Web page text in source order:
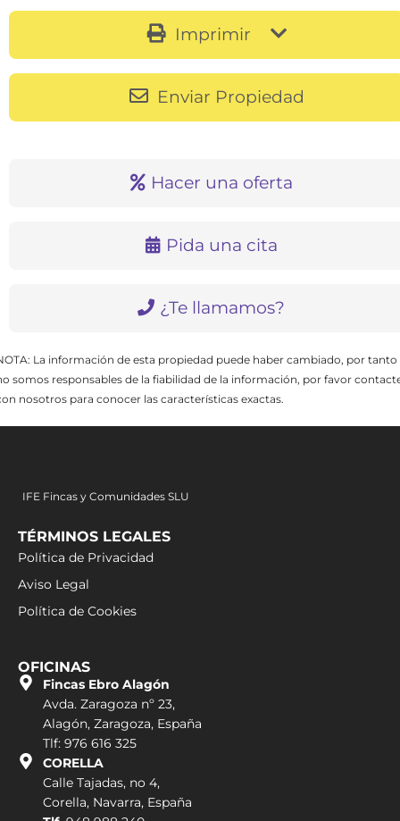
Imprimir
Enviar Propiedad
Hacer una oferta
Pida una cita
¿Te llamamos?
La información de esta propiedad puede haber cambiado, por tanto
somos responsables de la fiabilidad de la información, por favor
nosotros para conocer las características exactas.
IFE Fincas y Comunidades SLU
TÉRMINOS LEGALES
Política de Privacidad
Aviso Legal
Política de Cookies
OFICINAS
Fincas Ebro Alagón
Avda. Zaragoza nº 23,
Alagón, Zaragoza, España
Tlf: 976 616 325
CORELLA
Calle Tajadas, no 4,
Corella, Navarra, España